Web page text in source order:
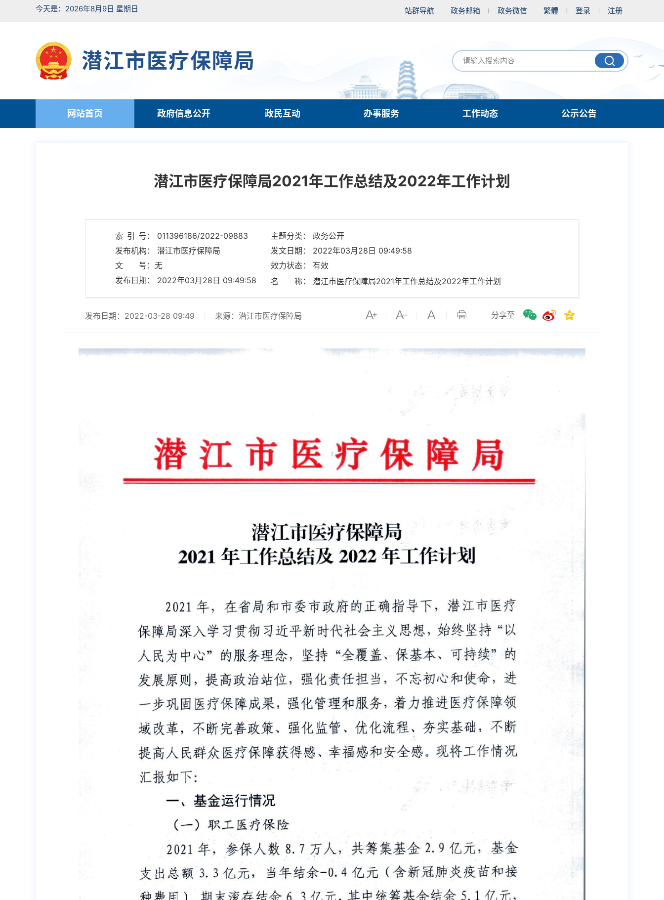
今天是：2026年8月9日 星期日 站群导航 政务邮箱 政务微信 繁體 登录 注册
潜江市医疗保障局
网站首页 政府信息公开 政民互动 办事服务 工作动态 公示公告
潜江市医疗保障局2021年工作总结及2022年工作计划
索 引 号： 011396186/2022-09883
主题分类： 政务公开
发布机构： 潜江市医疗保障局
发文日期： 2022年03月28日 09:49:58
文 号：无
效力状态： 有效
发布日期： 2022年03月28日 09:49:58
名 称： 潜江市医疗保障局2021年工作总结及2022年工作计划
分享至
发布日期：2022-03-28 09:49 来源：潜江市医疗保障局